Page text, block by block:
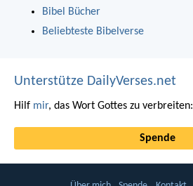
Bibel Bücher
Beliebteste Bibelverse
Unterstütze DailyVerses.net
Hilf mir, das Wort Gottes zu verbreiten:
Spende